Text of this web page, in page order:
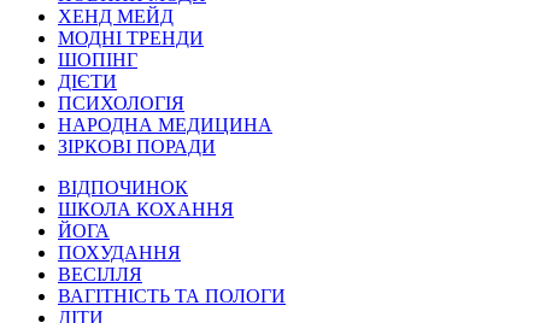
ХЕНД МЕЙД
МОДНІ ТРЕНДИ
ШОПІНГ
ДІЄТИ
ПСИХОЛОГІЯ
НАРОДНА МЕДИЦИНА
ЗІРКОВІ ПОРАДИ
ВІДПОЧИНОК
ШКОЛА КОХАННЯ
ЙОГА
ПОХУДАННЯ
ВЕСІЛЛЯ
ВАГІТНІСТЬ ТА ПОЛОГИ
ДІТИ